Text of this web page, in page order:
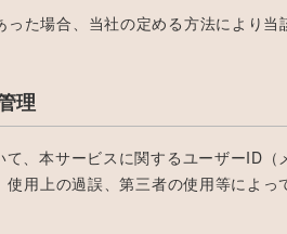
った場合、当社の定める方法により
理
、本サービスに関するユーザーID
用上の過誤、第三者の使用等によ